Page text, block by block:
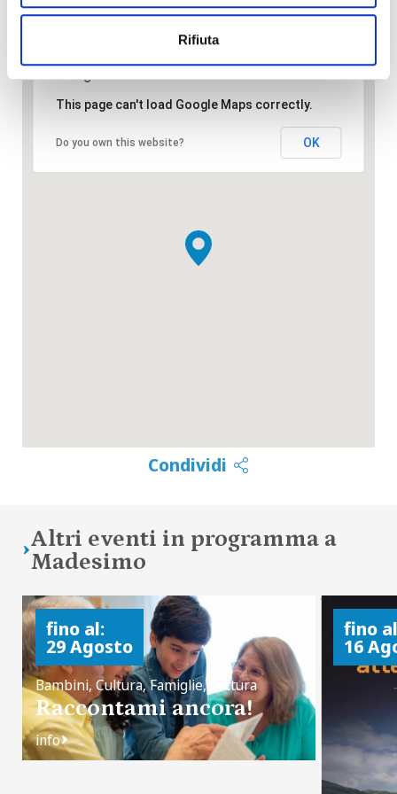
Rifiuta
This page can't load Google Maps correctly.
Do you own this website? OK
Condividi
Altri eventi in programma a
Madesimo
fino al:
29 Agosto
Bambini, Cultura, Famiglie, Lettura
Raccontami ancora!
info
fino
16